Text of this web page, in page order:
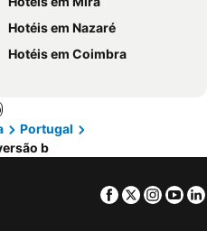
Hotéis em Nazaré
Hotéis em Coimbra
Portugal
b
Facebook
Twitter